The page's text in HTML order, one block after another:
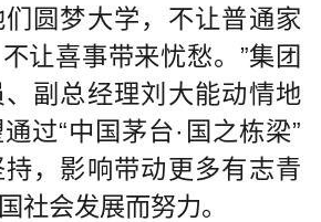
圆梦大学，不让普通家
让喜事带来忧愁。”集团
副总经理刘大能动情地
过“中国茅台·国之栋梁”
，影响带动更多有志青
社会发展而努力。